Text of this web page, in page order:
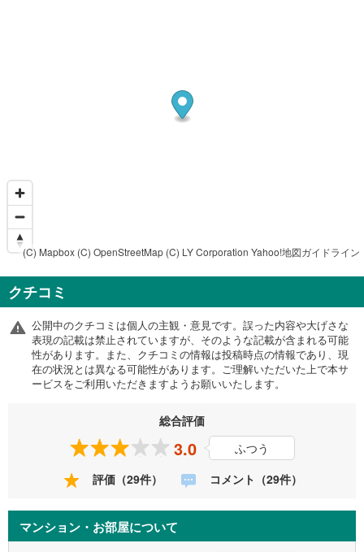
(C) Mapbox (C) OpenStreetMap (C) LY Corporation Yahoo!地図ガイドライン
クチコミ
公開中のクチコミは個人の主観・意見です。誤った内容や大げさな
表現の記載は禁止されていますが、そのような記載が含まれる可能
性があります。また、クチコミの情報は投稿時点の情報であり、現
在の状況とは異なる可能性があります。ご理解いただいた上で本サ
ービスをご利用いただきますようお願いいたします。
総合評価
3.0
ふつう
評価（29件）
コメント（29件）
マンション・お部屋について